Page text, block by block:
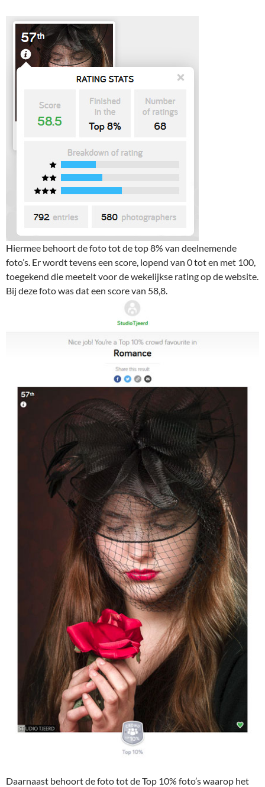
Hiermee behoort de foto tot de top 8% van deelnemende
foto’s. Er wordt tevens een score, lopend van 0 tot en met 100,
toegekend die meetelt voor de wekelijkse rating op de website.
Bij deze foto was dat een score van 58,8.
Daarnaast behoort de foto tot de Top 10% foto’s waarop het